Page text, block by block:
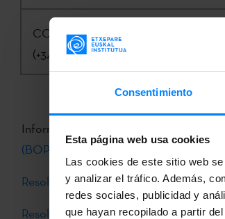
Consentimiento
Esta página web usa cookies
Las cookies de este sitio web
y analizar el tráfico. Además,
redes sociales, publicidad y
que hayan recopilado a partir
CONTACTO:J. Fco. Zinkunegi |
(+34) 943 023 415
Información completa en el
(BOPV)
Resolución
Resolución 2019.12.23